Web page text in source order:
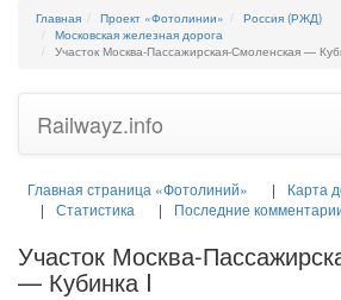
Главная Проект «Фотолинии»
Россия (РЖД)
Московская железная дорога
Участок Москва-Пассажирская-Смоленская —
Railwayz.info
Главная страница «Фотолиний» Карта
Статистика
Последние
Участок Москва-
— Кубинка I